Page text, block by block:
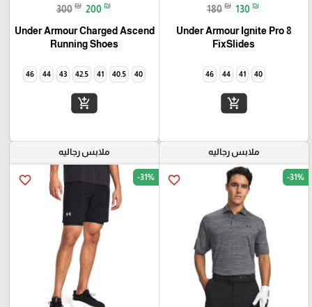
180 ₪ 130 ₪
Under Armour Ignite Pro 8
FixSlides
40
41
44
46
add_shopping_cart
300 ₪ 200 ₪
Under Armour Charged Ascend
Running Shoes
40
40.5
41
42.5
43
44
46
add_shopping_cart
ملابس رجاليه
favorite_border -31%
ملابس رجاليه
favorite_border -31%